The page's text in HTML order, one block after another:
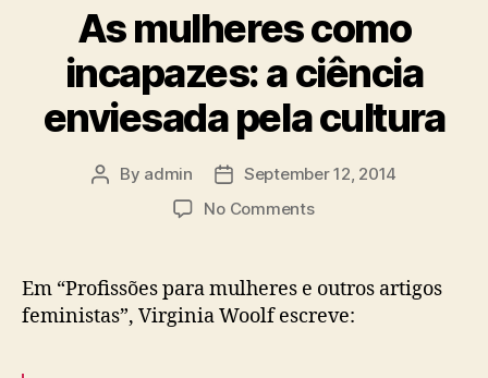
As mulheres como
incapazes: a ciência
enviesada pela cultura
Post
By admin
Post
date
September 12, 2014
No Commentson
como
a
Em “Profissões para mulheres e outros artigos
feministas”, Virginia Woolf escreve: